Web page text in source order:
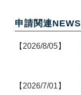
申請関連NEWS
2026/8/05
2026/7/01